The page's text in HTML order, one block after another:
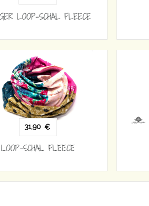
LOOP-SCHAL FLEECE
31,90 €
LOOP-SCHAL FLEECE